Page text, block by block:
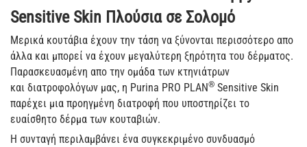
Sensitive Skin Πλούσια σε Σολομό
Μερικά κουτάβια έχουν την τάση να ξύνονται περισσότερο απο
άλλα και μπορεί να έχουν μεγαλύτερη ξηρότητα του δέρματος.
Παρασκευασμένη απο την ομάδα των κτηνιάτρων
και διατροφολόγων μας, η Purina PRO PLAN® Sensitive Skin
παρέχει μια προηγμένη διατροφή που υποστηρίζει το
ευαίσθητο δέρμα των κουταβιών.
Η συνταγή περιλαμβάνει ένα συγκεκριμένο συνδυασμό